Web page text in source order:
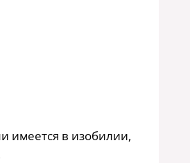
имеется в изобилии,